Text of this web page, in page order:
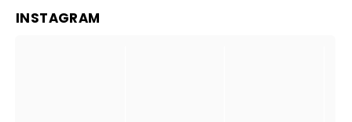
INSTAGRAM